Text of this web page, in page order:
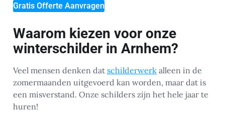
Gratis Offerte Aanvragen
Waarom kiezen voor onze
winterschilder in Arnhem?
Veel mensen denken dat schilderwerk alleen in de
zomermaanden uitgevoerd kan worden, maar dat is
een misverstand. Onze schilders zijn het hele jaar te
huren!